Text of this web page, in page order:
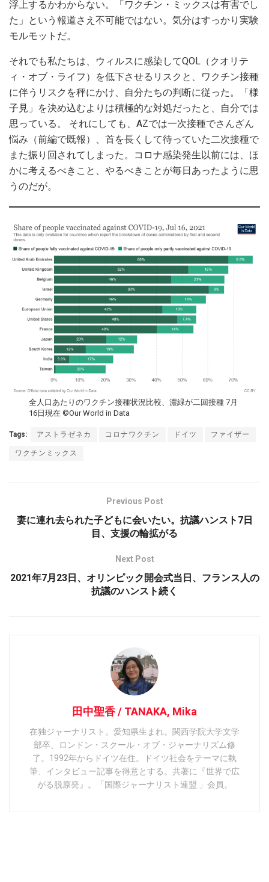
浮上するかわからない。「ワクチン・ミックスは有害でし
た」という報道さえ不可能ではない。気分はすっかり実験
モルモットだ。
それでも私たちは、ウィルスに感染してQOL（クオリテ
ィ・オブ・ライフ）を低下させるリスクと、ワクチン接種
に伴うリスクを秤にかけ、自分たちの判断に従った。「様
子見」を決め込むよりは積極的な対処だったと、自分では
思っている。 それにしても、AZでは一次接種でさんざん
悩み（前編で既報）、首を長くして待っていた二次接種で
また振り回されてしまった。コロナ感染発生以前には、ほ
かに考えるべきこと、やるべきことが毎日あったように思
うのだが。
全人口あたりのワクチン接種状況比較、濃緑が二回接種 7月
16日現在 ©Our World in Data
Tags: アストラゼネカ コロナワクチン ドイツ ファイザー
ワクチンミックス
Previous Post
妻に連れ去られた子どもに会いたい。抗議ハンスト7日
目、支援の輪拡がる
Next Post
2021年7月23日、オリンピック開会式当日、フランス人の
抗議のハンスト続く
田中聖香 / TANAKA, Mika
在独ジャーナリスト。愛知県生まれ。関西学院大学文学
部卒、ロンドン・スクール・オブ・ジャーナリズム修
了。1992年からドイツ在住。ドイツ社会をテーマに執
筆、インタビュー記事を得意とする。共著に『世界で広
がる脱原発』。「国際ジャーナリスト連盟 」会員。